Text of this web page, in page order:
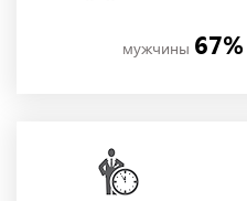
мужчины 67%